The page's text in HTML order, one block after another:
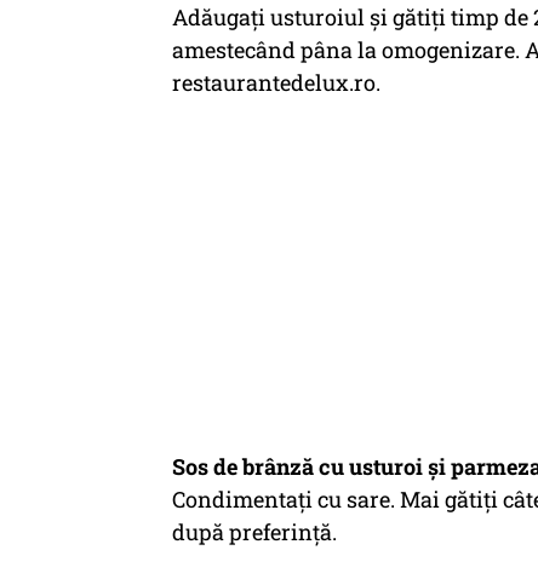
Adăugaţi usturoiul şi gătiţi timp de
amestecând pâna la
restaurantedelux.ro.
Sos de brânză cu usturoi și
Condimentaţi cu sare. Mai gătiţi
după preferinţă.